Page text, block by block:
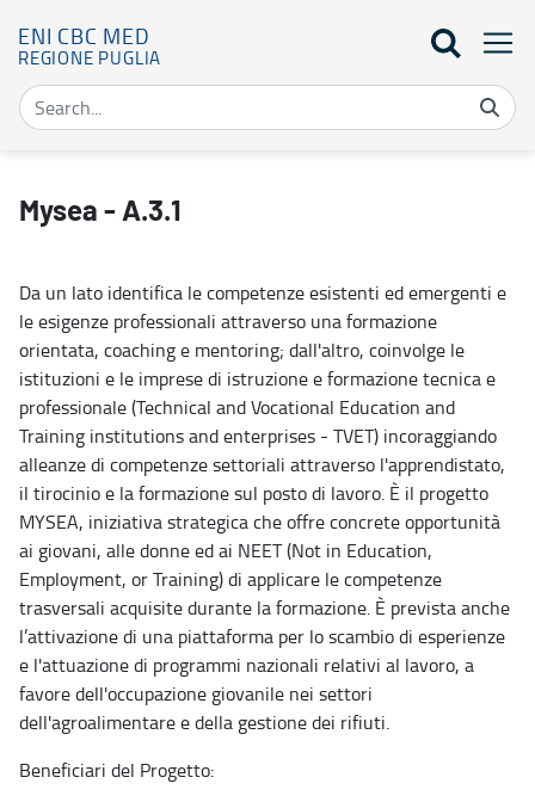
ENI CBC MED
REGIONE PUGLIA
Mysea - A.3.1
Da un lato identifica le competenze esistenti ed emergenti e
le esigenze professionali attraverso una formazione
orientata, coaching e mentoring; dall'altro, coinvolge le
istituzioni e le imprese di istruzione e formazione tecnica e
professionale (Technical and Vocational Education and
Training institutions and enterprises - TVET) incoraggiando
alleanze di competenze settoriali attraverso l'apprendistato,
il tirocinio e la formazione sul posto di lavoro. È il progetto
MYSEA, iniziativa strategica che offre concrete opportunità
ai giovani, alle donne ed ai NEET (Not in Education,
Employment, or Training) di applicare le competenze
trasversali acquisite durante la formazione. È prevista anche
l’attivazione di una piattaforma per lo scambio di esperienze
e l'attuazione di programmi nazionali relativi al lavoro, a
favore dell'occupazione giovanile nei settori
dell'agroalimentare e della gestione dei rifiuti.
Beneficiari del Progetto: